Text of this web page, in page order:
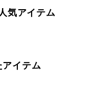
気アイテム
イテム